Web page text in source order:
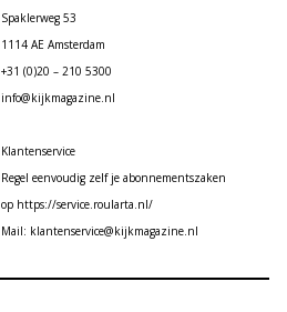
Spaklerweg 53
1114 AE Amsterdam
+31 (0)20 – 210 5300
info@kijkmagazine.nl
Klantenservice
Regel eenvoudig zelf je abonnementszaken
op https://service.roularta.nl/
Mail: klantenservice@kijkmagazine.nl